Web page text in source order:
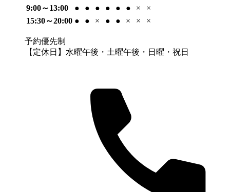
9:00～13:00
● ● ● ● ● ● ×
×
15:30～20:00 ● ● × ● ● × × ×
予約優先制
【定休日】水曜午後・土曜午後・日曜・祝日